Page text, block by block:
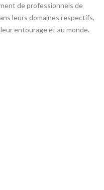
de professionnels de
leurs domaines respectifs,
entourage et au monde.